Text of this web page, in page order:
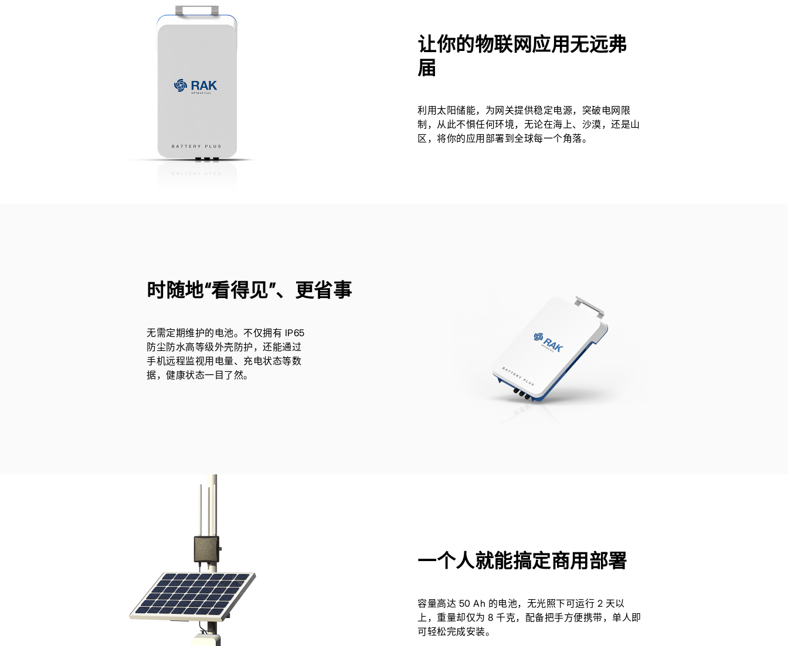
让你的物联网应用无远弗
届
利用太阳储能，为网关提供稳定电源，突破电网限
制，从此不惧任何环境，无论在海上、沙漠，还是山
区，将你的应用部署到全球每一个角落。
时随地“看得见”、更省事
无需定期维护的电池。不仅拥有 IP65
防尘防水高等级外壳防护，还能通过
手机远程监视用电量、充电状态等数
据，健康状态一目了然。
一个人就能搞定商用部署
容量高达 50 Ah 的电池，无光照下可运行 2 天以
上，重量却仅为 8 千克，配备把手方便携带，单人即
可轻松完成安装。